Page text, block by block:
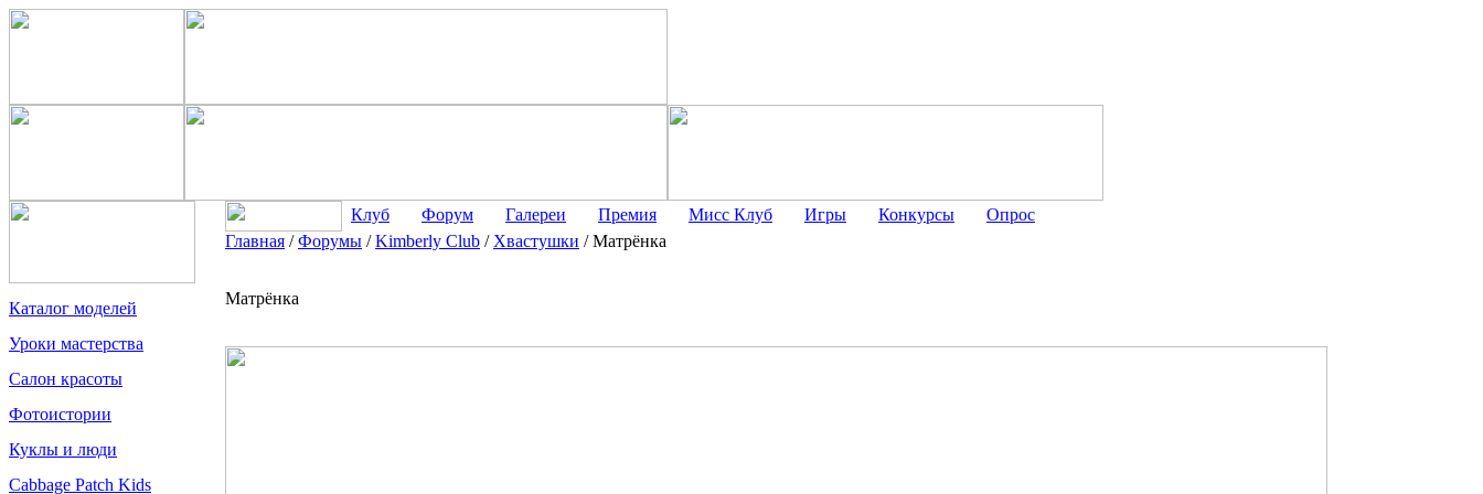
Каталог моделей
Уроки мастерства
Салон красоты
Фотоистории
Куклы и люди
Cabbage Patch Kids
Клуб Форум Галереи Премия Мисс Клуб Игры Конкурсы
Опрос
Главная /Форумы /Kimberly Club / Хвастушки /Матрёнка
Матрёнка